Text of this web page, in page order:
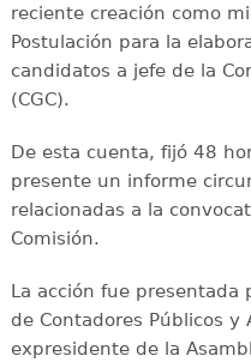
reciente creación como
Postulación para la
candidatos a jefe de la
(CGC).
De esta cuenta, fijó 48
presente un informe
relacionadas a la
Comisión.
La acción fue presentada
de Contadores Públicos y
expresidente de la